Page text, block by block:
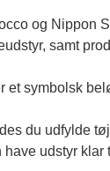
og Nippon
samt
et symbolsk
du udfylde
udstyr klar